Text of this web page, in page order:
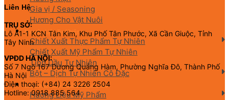
Gia vị / Seasoning
Hương Cho Vật Nuôi
Nguyên Liệu Tự Nhiên
Chiết Xuất Thực Phẩm Tự Nhiên
Chiết Xuất Mỹ Phẩm Tự Nhiên
Tinh Dầu Tự Nhiên
Bột – Dịch Tự Nhiên Cô Đặc
Hương Liệu Mỹ Phẩm & Gia Công
Hương Liệu Mỹ Phẩm
Liên Hệ
TRỤ SỞ:
Lô A1-1 KCN Tân Kim, Khu Phố Tân Phước, Xã Cần Giuộc, Tỉnh
Tây Ninh
VPĐD HÀ NỘI:
Số 7 Ngõ 167 Dương Quảng Hàm, Phường Nghĩa Đô, Thành Phố
Hà Nội
Điện thoại: (+84) 24 3226 2504
Hotline: 0918 885 564